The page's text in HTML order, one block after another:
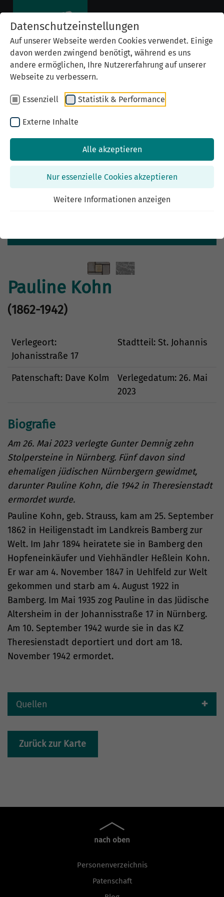
Datenschutzeinstellungen
Auf unserer Webseite werden Cookies verwendet. Einige
davon werden zwingend benötigt, während es uns
andere ermöglichen, Ihre Nutzererfahrung auf unserer
Webseite zu verbessern.
Essenziell Statistik & Performance
Externe Inhalte
Alle akzeptieren
Nur essenzielle Cookies akzeptieren
Weitere Informationen anzeigen
Previous
Pauline Kohn
(1862-1942)
Verlegeort:
Johanisstraße 17
Stadtteil: St. Johannis
Patenschaft: Dave Kolm
Verlegedatum: 26. Mai
2023
Biografie
Am 26. Mai 2023 verlegte Gunter Demnig zehn
Stolpersteine in Nürnberg. Fünf davon sind
ehemaligen jüdischen Nürnbergern gewidmet,
darunter Pauline Kohn, die 1942 in Theresienstadt
ermordet wurde.
Pauline Kohn, geb. Strauss, kam am 25. September
1862 in Heiligenstadt im Landkreis Bamberg zur
Welt. Im Jahr 1894 heiratete sie in Bamberg den
Hopfeneinkäufer und Viehhändler Heßlein Kohn.
Er war am 4. November 1847 in Uehlfeld zur Welt
gekommen und starb am 4. August 1922 in
Bamberg. Im Mai 1935 zog Pauline in das Jüdische
Altersheim in der Johannisstraße 17 in Nürnberg.
Am 10. September 1942 wurde sie in das KZ
Theresienstadt deportiert und dort am 18.
November 1942 ermordet.
Quellen
Zurück zur Karte
nach oben
Personenverzeichnis
Patenschaft